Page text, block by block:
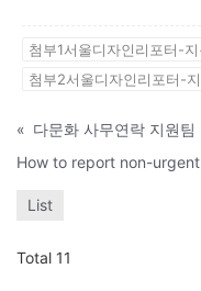
첨부1서울디자인리포터-
첨부2서울디자인리포터-
«
List
Total 11